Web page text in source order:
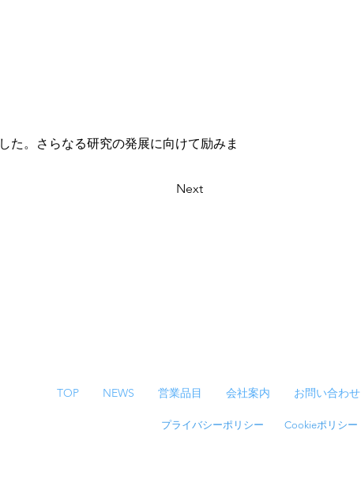
た。さらなる研究の発展に向けて励みま
Next
TOP NEWS 営業品目 会社案内 お問い合わせ
プライバシーポリシー Cookieポリシー